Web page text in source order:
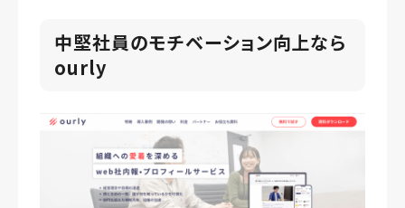
中堅社員のモチベーション向上なら
ourly